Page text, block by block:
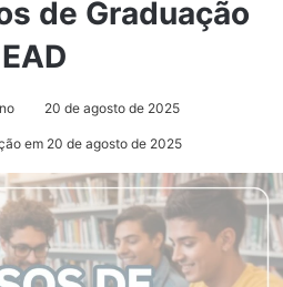
de Graduação
EAD
20 de agosto de 2025
em 20 de agosto de 2025